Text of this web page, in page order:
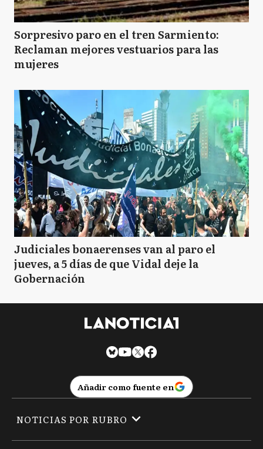
Sorpresivo paro en el tren Sarmiento:
Reclaman mejores vestuarios para las
mujeres
Judiciales bonaerenses van al paro el
jueves, a 5 días de que Vidal deje la
Gobernación
Añadir como fuente en
NOTICIAS POR RUBRO